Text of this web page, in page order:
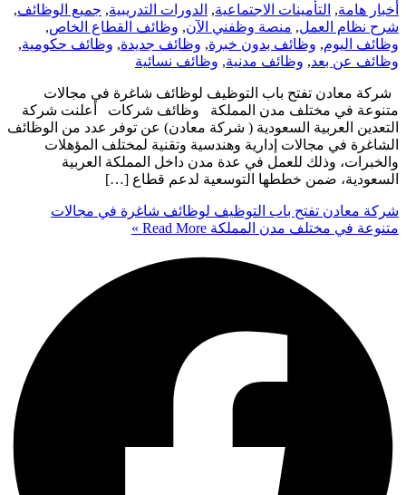
أخبار هامة, التأمينات الاجتماعية, الدورات التدريبية, جميع الوظائف,
شرح نظام العمل, منصة وظفني الآن, وظائف القطاع الخاص,
وظائف اليوم, وظائف بدون خبرة, وظائف جديدة, وظائف حكومية,
وظائف عن بعد, وظائف مدنية, وظائف نسائية
شركة معادن تفتح باب التوظيف لوظائف شاغرة في مجالات
متنوعة في مختلف مدن المملكة وظائف شركات أعلنت شركة
التعدين العربية السعودية ( شركة معادن) عن توفر عدد من الوظائف
الشاغرة في مجالات إدارية وهندسية وتقنية لمختلف المؤهلات
والخبرات، وذلك للعمل في عدة مدن داخل المملكة العربية
السعودية، ضمن خططها التوسعية لدعم قطاع […]
شركة معادن تفتح باب التوظيف لوظائف شاغرة في مجالات
متنوعة في مختلف مدن المملكة